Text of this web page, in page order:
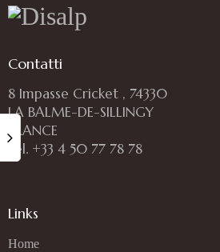
Contatti
8 Impasse Cricket , 74330
LA BALME-DE-SILLINGY
FRANCE
Tél. +33 4 50 77 78 78
Links
Home